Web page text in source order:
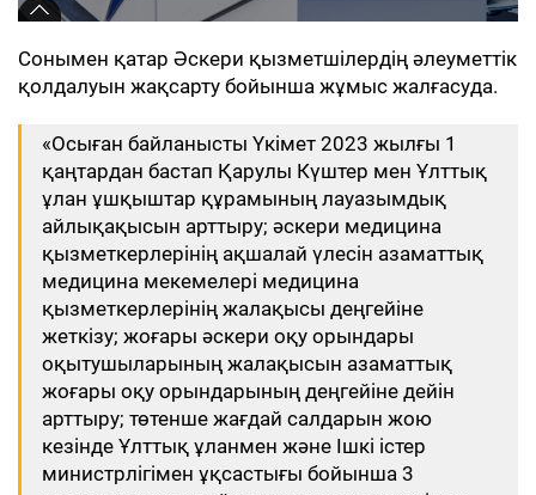
Сонымен қатар Әскери қызметшілердің әлеуметтік
қолдалуын жақсарту бойынша жұмыс жалғасуда.
«Осыған байланысты Үкімет 2023 жылғы 1
қаңтардан бастап Қарулы Күштер мен Ұлттық
ұлан ұшқыштар құрамының лауазымдық
айлықақысын арттыру; әскери медицина
қызметкерлерінің ақшалай үлесін азаматтық
медицина мекемелері медицина
қызметкерлерінің жалақысы деңгейіне
жеткізу; жоғары әскери оқу орындары
оқытушыларының жалақысын азаматтық
жоғары оқу орындарының деңгейіне дейін
арттыру; төтенше жағдай салдарын жою
кезінде Ұлттық ұланмен және Ішкі істер
министрлігімен ұқсастығы бойынша 3